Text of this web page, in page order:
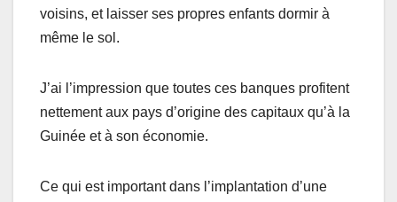
voisins, et laisser ses propres enfants dormir à
même le sol.
J’ai l’impression que toutes ces banques profitent
nettement aux pays d’origine des capitaux qu’à la
Guinée et à son économie.
Ce qui est important dans l’implantation d’une